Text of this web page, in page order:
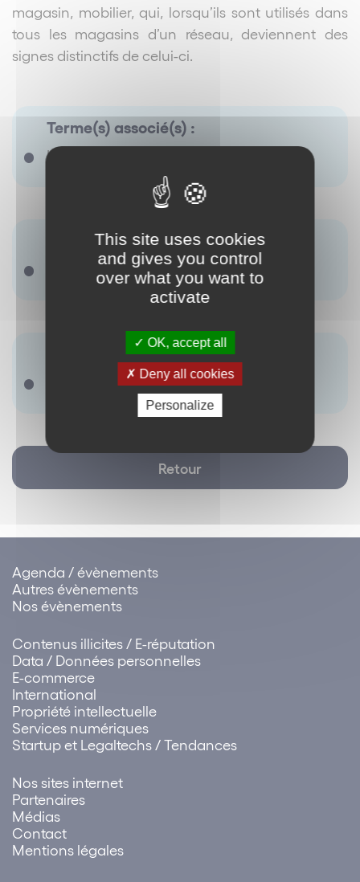
magasin, mobilier, qui, lorsqu’ils sont utilisés dans
tous les magasins d’un réseau, deviennent des
signes distinctifs de celui-ci.
Terme(s) associé(s) :
Il ny a pas de terme renseigné.
Synonyme(s) :
Il ny a pas de terme renseigné.
Antonyme(s) :
Il ny a pas de terme renseigné.
Retour
Agenda / évènements
Autres évènements
Nos évènements
Contenus illicites / E-réputation
Data / Données personnelles
E-commerce
International
Propriété intellectuelle
Services numériques
Startup et Legaltechs / Tendances
Nos sites internet
Partenaires
Médias
Contact
Mentions légales
This site uses cookies
and gives you control
over what you want to
activate
OK, accept all
Deny all cookies
Personalize